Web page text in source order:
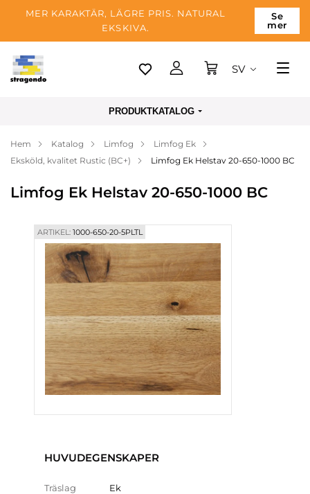
MER KARAKTÄR, LÄGRE PRIS. NATURAL
EKSKIVA.
Se
mer
Tallinn
Betalning
Blogg
Kontakter
SV
PRODUKTKATALOG
Hem Katalog Limfog
Limfog Ek
Eksköld, kvalitet Rustic (BC+)
Limfog Ek Helstav 20-650-1000 BC
Limfog Ek Helstav 20-650-1000 BC
ARTIKEL:1000-650-20-5PLTL
HUVUDEGENSKAPER
Träslag Ek